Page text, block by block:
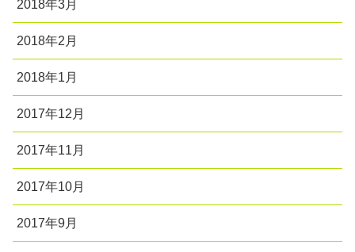
2018年3月
2018年2月
2018年1月
2017年12月
2017年11月
2017年10月
2017年9月